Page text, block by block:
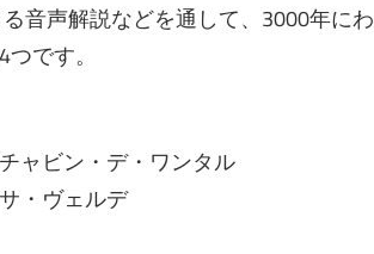
音声解説などを通して、3000年にわ
です。
ャビン・デ・ワンタル
・ヴェルデ